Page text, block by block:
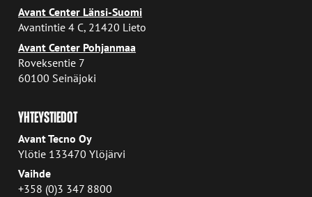
Avant Center Länsi-Suomi
Avantintie 4 C, 21420 Lieto
Avant Center Pohjanmaa
Roveksentie 7
60100 Seinäjoki
YHTEYSTIEDOT
Avant Tecno Oy
Ylötie 133470 Ylöjärvi
Vaihde
+358 (0)3 347 8800